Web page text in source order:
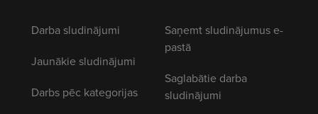
Darba sludinājumi
Jaunākie sludinājumi
Darbs pēc kategorijas
Saņemt sludinājumus e-
pastā
Saglabātie darba
sludinājumi